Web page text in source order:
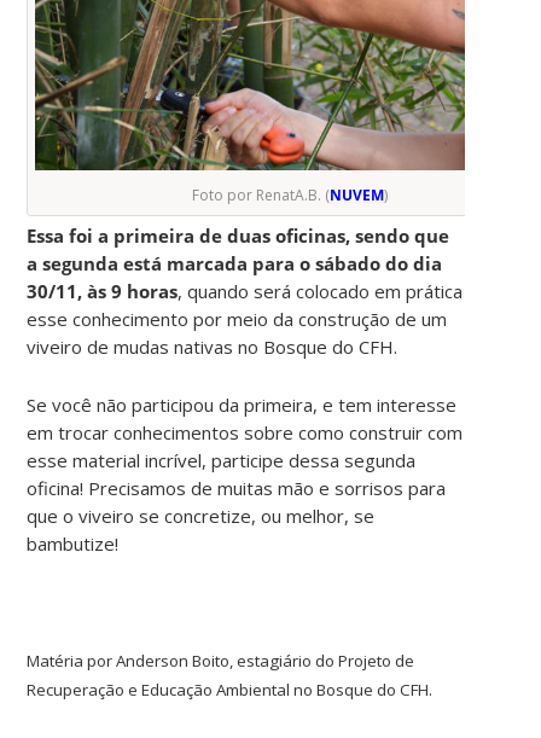
Foto por RenatA.B. (NUVEM)
Essa foi a primeira de duas oficinas, sendo que
a segunda está marcada para o sábado do dia
30/11, às 9 horas, quando será colocado em prática
esse conhecimento por meio da construção de um
viveiro de mudas nativas no Bosque do CFH.
Se você não participou da primeira, e tem interesse
em trocar conhecimentos sobre como construir com
esse material incrível, participe dessa segunda
oficina! Precisamos de muitas mão e sorrisos para
que o viveiro se concretize, ou melhor, se
bambutize!
Matéria por Anderson Boito, estagiário do Projeto de
Recuperação e Educação Ambiental no Bosque do CFH.